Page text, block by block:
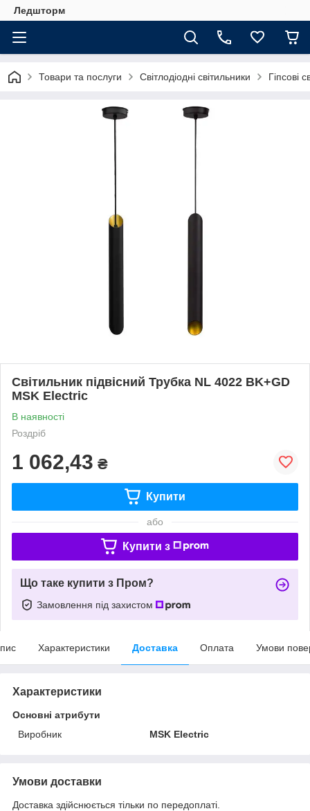
Ледшторм
Товари та послуги Світлодіодні світильники Гіпсові
Світильник підвісний Трубка NL 4022 BK+GD
MSK Electric
В наявності
Роздріб
1 062,43 ₴
Купити
або
Купити з
Що таке купити з Пром?
Замовлення під захистом
Характеристики Доставка Оплата Умови
Характеристики
Основні атрибути
Виробник
MSK Electric
Умови доставки
Доставка здійснюється тільки по передоплаті.